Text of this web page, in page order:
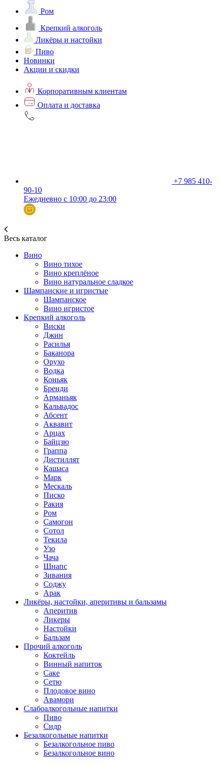
Ром
Крепкий алкоголь
Ликёры и настойки
Пиво
Новинки
Акции и скидки
Корпоративным клиентам
Оплата и доставка
+7 985 410-
90-10
Ежедневно с 10:00 до 23:00
Весь каталог
Вино
Вино тихое
Вино креплёное
Вино натуральное сладкое
Шампанские и игристые
Шампанское
Вино игристое
Крепкий алкоголь
Виски
Джин
Расилья
Баканора
Орухо
Водка
Коньяк
Бренди
Арманьяк
Кальвадос
Абсент
Аквавит
Арцах
Байцзю
Граппа
Дистиллят
Кашаса
Марк
Мескаль
Писко
Ракия
Ром
Самогон
Сотол
Текила
Узо
Чача
Шнапс
Зивания
Соджу
Арак
Ликёры, настойки, аперитивы и бальзамы
Аперитив
Ликеры
Настойки
Бальзам
Прочий алкоголь
Коктейль
Винный напиток
Саке
Сетю
Плодовое вино
Авамори
Слабоалкогольные напитки
Пиво
Сидр
Безалкогольные напитки
Безалкогольное пиво
Безалкогольное вино